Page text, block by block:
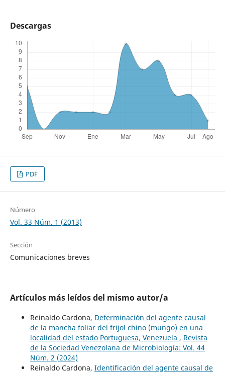
Descargas
PDF
Número
Vol. 33 Núm. 1 (2013)
Sección
Comunicaciones breves
Artículos más leídos del mismo autor/a
Reinaldo Cardona, Determinación del agente causal
de la mancha foliar del frijol chino (mungo) en una
localidad del estado Portuguesa, Venezuela , Revista
de la Sociedad Venezolana de Microbiología: Vol. 44
Núm. 2 (2024)
Reinaldo Cardona, Identificación del agente causal de